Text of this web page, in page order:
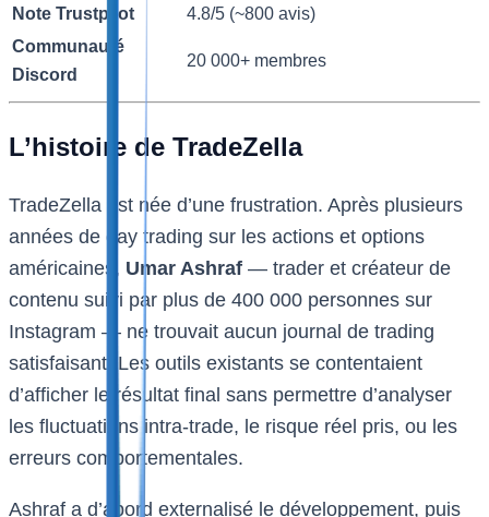
Note Trustpilot
4.8/5 (~800 avis)
Communauté
Discord
20 000+ membres
L’histoire de TradeZella
TradeZella est née d’une frustration. Après plusieurs
années de day trading sur les actions et options
américaines, Umar Ashraf — trader et créateur de
contenu suivi par plus de 400 000 personnes sur
Instagram — ne trouvait aucun journal de trading
satisfaisant. Les outils existants se contentaient
d’afficher le résultat final sans permettre d’analyser
les fluctuations intra-trade, le risque réel pris, ou les
erreurs comportementales.
Ashraf a d’abord externalisé le développement, puis